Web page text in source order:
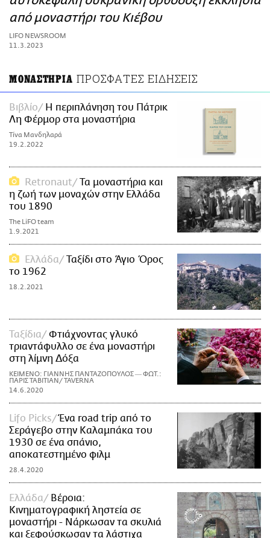
ΑΜΠΑ
PRINT
από μοναστήρι του Κιέβου
LIFO NEWSROOM
11.3.2023
ΜΟΝΑΣΤΗΡΙΑ ΠΡΟΣΦΑΤΕΣ ΕΙΔΗΣΕΙΣ
Βιβλίο
Η περιπλάνηση του Πάτρικ
Λη Φέρμορ στα μοναστήρια
Τίνα Μανδηλαρά
19.2.2022
Retronaut
Τα μοναστήρια και
η ζωή των μοναχών στην Ελλάδα
του 1890
The LiFO team
1.9.2021
Ελλάδα
Ταξίδι στο Άγιο Όρος
το 1962
18.2.2021
Ταξίδια
Φτιάχνοντας γλυκό
τριαντάφυλλο σε ένα μοναστήρι
στη λίμνη Δόξα
ΚΕΙΜΕΝΟ: ΓΙΑΝΝΗΣ ΠΑΝΤΑΖΟΠΟΥΛΟΣ ― ΦΩΤ.:
ΠΑΡΙΣ ΤΑΒΙΤΙΑΝ/ TAVERNA
14.6.2020
Lifo Picks
Ένα road trip από το
Σεράγεβο στην Καλαμπάκα του
1930 σε ένα σπάνιο,
αποκατεστημένο φιλμ
28.4.2020
Ελλάδα
Βέροια:
Κινηματογραφική ληστεία σε
μοναστήρι - Νάρκωσαν τα σκυλιά
και ξεφούσκωσαν τα λάστιχα